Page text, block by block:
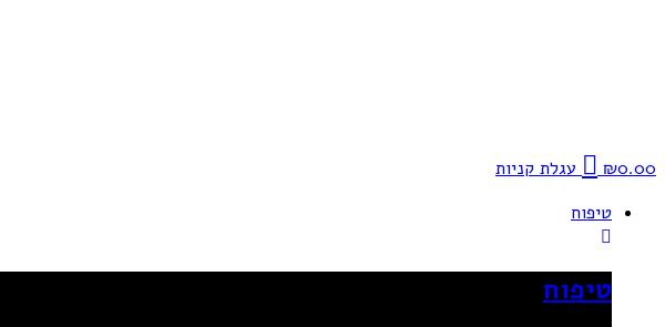
₪0.00
עגלת קניות
טיפוח
טיפוח